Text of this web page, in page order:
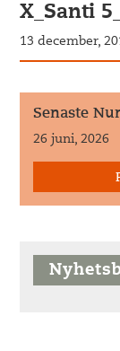
X_Santi
13 december,
Senaste
26 juni, 2026